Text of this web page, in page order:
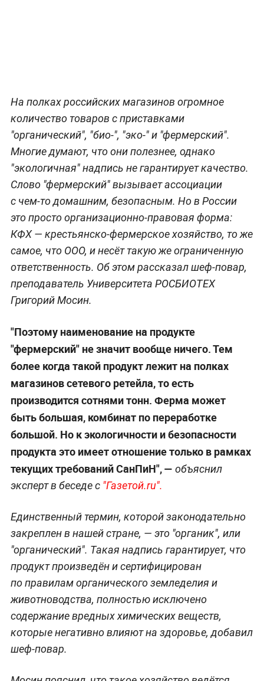
На полках российских магазинов огромное
количество товаров с приставками
"органический", "био-", "эко-" и "фермерский".
Многие думают, что они полезнее, однако
"экологичная" надпись не гарантирует качество.
Слово "фермерский" вызывает ассоциации
с чем-то домашним, безопасным. Но в России
это просто организационно-правовая форма:
КФХ — крестьянско-фермерское хозяйство, то же
самое, что ООО, и несёт такую же ограниченную
ответственность. Об этом рассказал шеф-повар,
преподаватель Университета РОСБИОТЕХ
Григорий Мосин.
"Поэтому наименование на продукте
"фермерский" не значит вообще ничего. Тем
более когда такой продукт лежит на полках
магазинов сетевого ретейла, то есть
производится сотнями тонн. Ферма может
быть большая, комбинат по переработке
большой. Но к экологичности и безопасности
продукта это имеет отношение только в рамках
текущих требований СанПиН", — объяснил
эксперт в беседе с "Газетой.ru".
Единственный термин, которой законодательно
закреплен в нашей стране, — это "органик", или
"органический". Такая надпись гарантирует, что
продукт произведён и сертифицирован
по правилам органического земледелия и
животноводства, полностью исключено
содержание вредных химических веществ,
которые негативно влияют на здоровье, добавил
шеф-повар.